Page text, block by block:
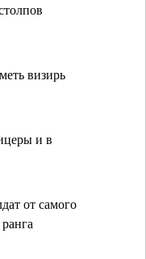
визирь
и в
от самого